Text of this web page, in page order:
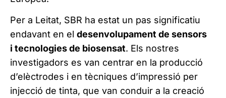
Per a Leitat, SBR ha estat un pas significatiu
endavant en el desenvolupament de sensors
i tecnologies de biosensat. Els nostres
investigadors es van centrar en la producció
d’elèctrodes i en tècniques d’impressió per
injecció de tinta, que van conduir a la creació